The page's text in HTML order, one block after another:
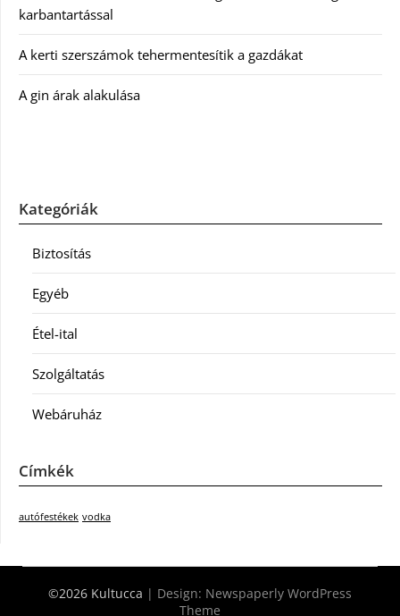
karbantartással
A kerti szerszámok tehermentesítik a gazdákat
A gin árak alakulása
Kategóriák
Biztosítás
Egyéb
Étel-ital
Szolgáltatás
Webáruház
Címkék
autófestékek vodka
©2026 Kultucca | Design: Newspaperly WordPress
Theme